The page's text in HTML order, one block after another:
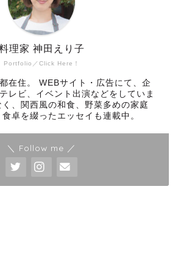
Portfolio／Click Here！
理家 神田えり子
在住。 WEBサイト・広告にて、企
レビ、イベント出演などをしていま
、関西風の和食、野菜多めの家庭
卓を綴ったエッセイも連載中。
＼ Follow me ／